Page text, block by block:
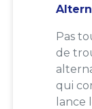
Pas
de
qui
lance